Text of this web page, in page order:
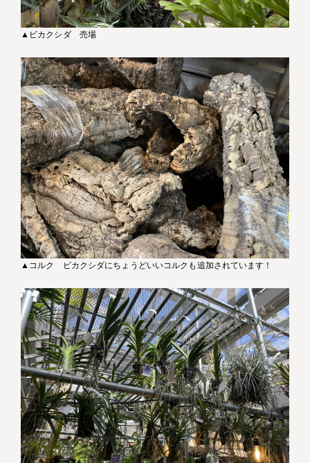
▲ビカクシダ 売場
▲コルク ビカクシダにちょうどいいコルクも追加されています！